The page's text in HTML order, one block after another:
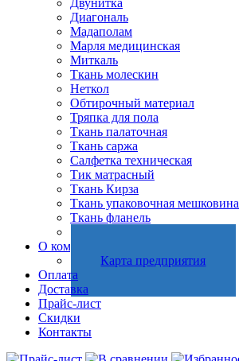
Двунитка
Диагональ
Мадаполам
Марля медицинская
Миткаль
Ткань молескин
Неткол
Обтирочный материал
Тряпка для пола
Ткань палаточная
Ткань саржа
Салфетка техническая
Тик матрасный
Ткань Кирза
Ткань упаковочная мешковина
Ткань фланель
О компании
Карта предприятия
Оплата
Доставка
Прайс-лист
Скидки
Контакты